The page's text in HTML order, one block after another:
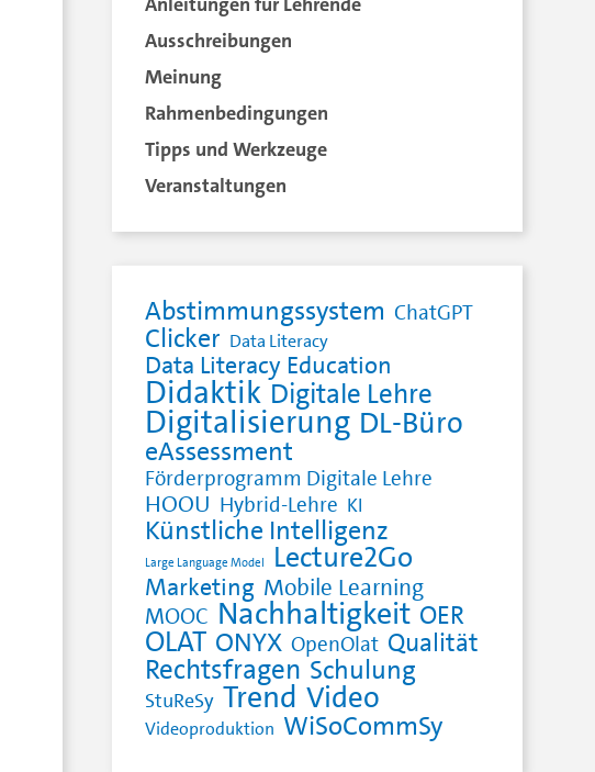
Ausschreibungen
Meinung
Rahmenbedingungen
Tipps und Werkzeuge
Veranstaltungen
Abstimmungssystem ChatGPT
Clicker Data Literacy
Data Literacy Education
Didaktik Digitale Lehre
Digitalisierung DL-Büro
eAssessment
Förderprogramm Digitale Lehre
HOOU Hybrid-Lehre KI
Künstliche Intelligenz
Large Language Model Lecture2Go
Marketing Mobile Learning
MOOC Nachhaltigkeit OER
OLAT ONYX OpenOlat Qualität
Rechtsfragen Schulung
StuReSy Trend Video
Videoproduktion WiSoCommSy